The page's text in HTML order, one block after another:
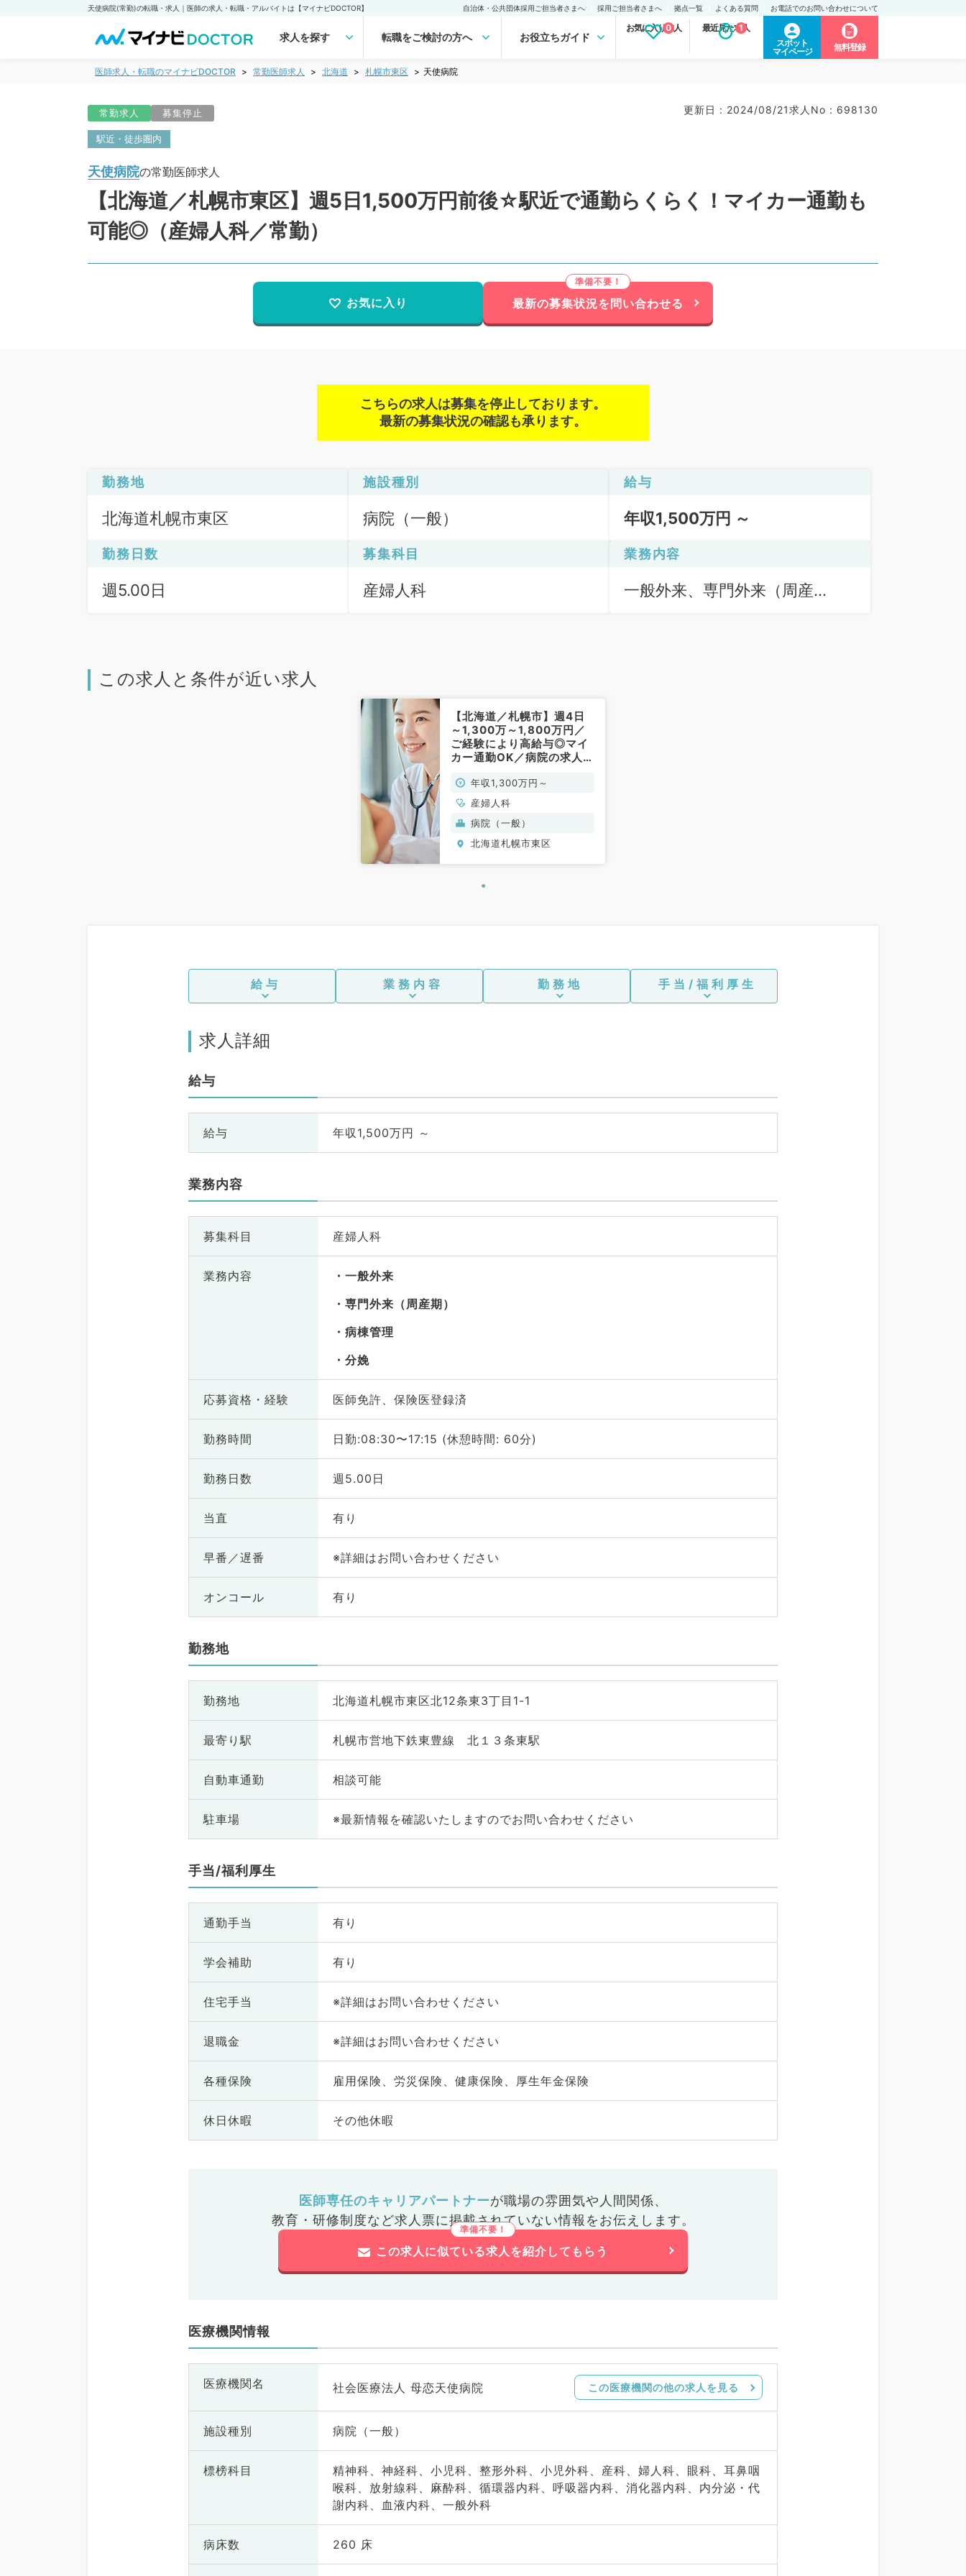
天使病院(常勤)の転職・求人｜医師の求人・転職・アルバイトは【マイナビDOCTOR】 自治体・公共団体採用ご担当者さまへ 採用ご担当者さまへ 拠点一覧 よくある質問 お電話でのお問い合わせについて
求人を探す 転職をご検討の方へ お役立ちガイド
お気に入り求人
0 最近見た求人
1
スポット
マイページ
無料登録
医師求人・転職のマイナビDOCTOR 常勤医師求人 北海道 札幌市東区 天使病院
常勤求人 募集停止 更新日 : 2024/08/21求人No : 698130
駅近・徒歩圏内
天使病院の常勤医師求人
【北海道／札幌市東区】週5日1,500万円前後☆駅近で通勤らくらく！マイカー通勤も
可能◎（産婦人科／常勤）
お気に入り 最新の募集状況を問い合わせる
こちらの求人は募集を停止しております。
最新の募集状況の確認も承ります。
勤務地
北海道札幌市東区
施設種別
病院（一般）
給与
年収1,500万円 ～
勤務日数
週5.00日
募集科目
産婦人科
業務内容
一般外来、専門外来（周産
この求人と条件が近い求人
【北海道／札幌市】週4日
～1,300万～1,800万円／
ご経験により高給与◎マイ
カー通勤OK／病院の求人で
年収1,300万円～
産婦人科
病院（一般）
北海道札幌市東区
給与 業務内容 勤務地 手当/福利厚生
求人詳細
給与
給与 年収1,500万円 ～
業務内容
募集科目 産婦人科
業務内容
一般外来
専門外来（周産期）
病棟管理
分娩
応募資格・ 経験 医師免許、保険医登録済
勤務時間 日勤:08:30〜17:15 (休憩時間: 60分)
勤務日数 週5.00日
当直 有り
早番／遅番 ※詳細はお問い合わせください
オンコール 有り
勤務地
勤務地 北海道札幌市東区北12条東3丁目1-1
最寄り駅 札幌市営地下鉄東豊線 北１３条東駅
自動車通勤 相談可能
駐車場 ※最新情報を確認いたしますのでお問い合わせください
手当/福利厚生
通勤手当 有り
学会補助 有り
住宅手当 ※詳細はお問い合わせください
退職金 ※詳細はお問い合わせください
各種保険 雇用保険、労災保険、健康保険、厚生年金保険
休日休暇 その他休暇
医師専任のキャリアパートナーが職場の雰囲気や人間関係、
教育・研修制度など求人票に掲載されていない情報をお伝えします。
この求人に似ている求人を紹介してもらう
医療機関情報
医療機関名 社会医療法人 母恋天使病院 この医療機関の他の求人を見る
施設種別 病院（一般）
標榜科目
精神科、神経科、小児科、整形外科、小児外科、産科、婦人科、眼科、耳鼻咽
喉科、放射線科、麻酔科、循環器内科、呼吸器内科、消化器内科、内分泌・代
謝内科、血液内科、一般外科
病床数 260 床